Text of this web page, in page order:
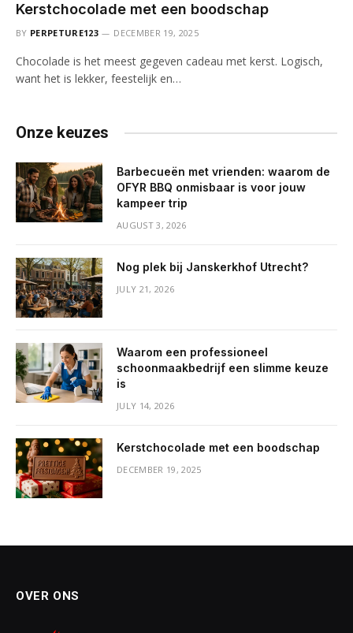
Kerstchocolade met een boodschap
BY PERPETURE123 DECEMBER 19, 2025
Chocolade is het meest gegeven cadeau met kerst. Logisch,
want het is lekker, feestelijk en…
Onze keuzes
Barbecueën met vrienden: waarom de
OFYR BBQ onmisbaar is voor jouw
kampeer trip
AUGUST 3, 2026
Nog plek bij Janskerkhof Utrecht?
JULY 21, 2026
Waarom een professioneel
schoonmaakbedrijf een slimme keuze
is
JULY 14, 2026
Kerstchocolade met een boodschap
DECEMBER 19, 2025
OVER ONS